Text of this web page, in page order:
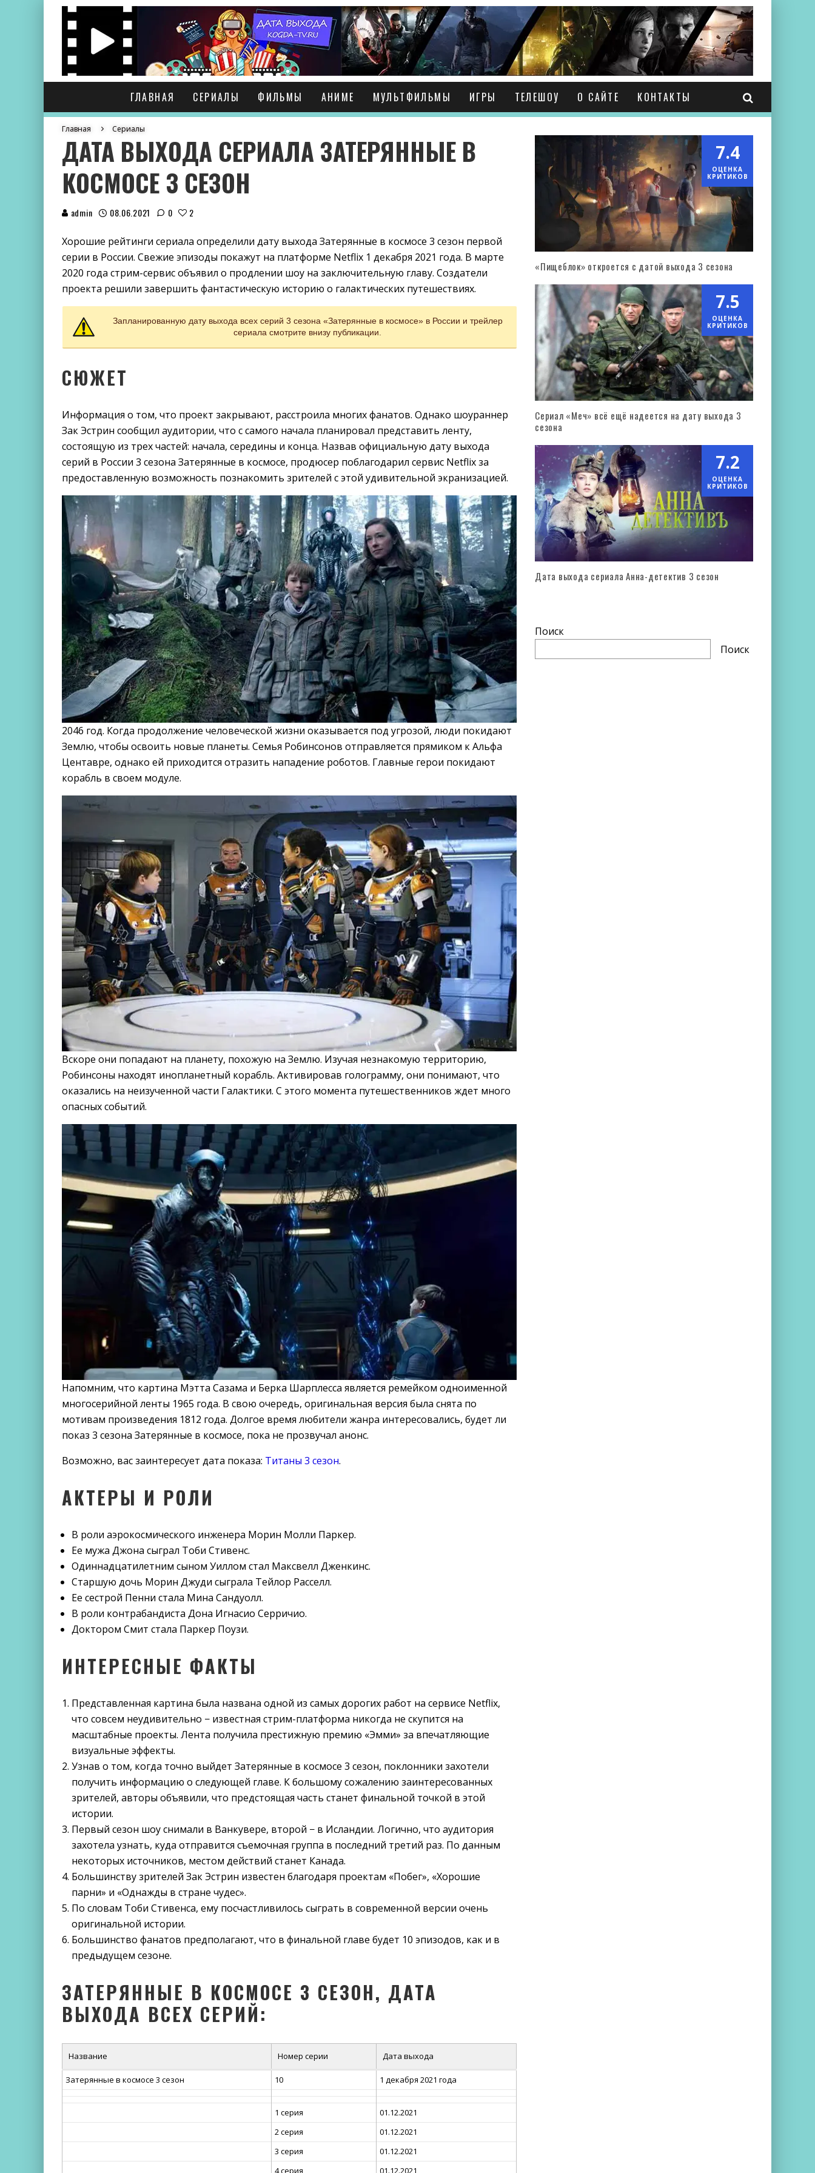
ГЛАВНАЯ СЕРИАЛЫ ФИЛЬМЫ АНИМЕ МУЛЬТФИЛЬМЫ ИГРЫ ТЕЛЕШОУ О САЙТЕ КОНТАКТЫ
Главная Сериалы
ДАТА ВЫХОДА СЕРИАЛА ЗАТЕРЯННЫЕ В
КОСМОСЕ 3 СЕЗОН
admin 08.06.2021 0 2
Хорошие рейтинги сериала определили дату выхода Затерянные в космосе 3 сезон первой
серии в России. Свежие эпизоды покажут на платформе Netflix 1 декабря 2021 года. В марте
2020 года стрим-сервис объявил о продлении шоу на заключительную главу. Создатели
проекта решили завершить фантастическую историю о галактических путешествиях.
Запланированную дату выхода всех серий 3 сезона «Затерянные в космосе» в России и трейлер
сериала смотрите внизу публикации.
СЮЖЕТ
Информация о том, что проект закрывают, расстроила многих фанатов. Однако шоураннер
Зак Эстрин сообщил аудитории, что с самого начала планировал представить ленту,
состоящую из трех частей: начала, середины и конца. Назвав официальную дату выхода
серий в России 3 сезона Затерянные в космосе, продюсер поблагодарил сервис Netflix за
предоставленную возможность познакомить зрителей с этой удивительной экранизацией.
2046 год. Когда продолжение человеческой жизни оказывается под угрозой, люди покидают
Землю, чтобы освоить новые планеты. Семья Робинсонов отправляется прямиком к Альфа
Центавре, однако ей приходится отразить нападение роботов. Главные герои покидают
корабль в своем модуле.
Вскоре они попадают на планету, похожую на Землю. Изучая незнакомую территорию,
Робинсоны находят инопланетный корабль. Активировав голограмму, они понимают, что
оказались на неизученной части Галактики. С этого момента путешественников ждет много
опасных событий.
Напомним, что картина Мэтта Сазама и Берка Шарплесса является ремейком одноименной
многосерийной ленты 1965 года. В свою очередь, оригинальная версия была снята по
мотивам произведения 1812 года. Долгое время любители жанра интересовались, будет ли
показ 3 сезона Затерянные в космосе, пока не прозвучал анонс.
Возможно, вас заинтересует дата показа: Титаны 3 сезон.
АКТЕРЫ И РОЛИ
В роли аэрокосмического инженера Морин Молли Паркер.
Ее мужа Джона сыграл Тоби Стивенс.
Одиннадцатилетним сыном Уиллом стал Максвелл Дженкинс.
Старшую дочь Морин Джуди сыграла Тейлор Расселл.
Ее сестрой Пенни стала Мина Сандуолл.
В роли контрабандиста Дона Игнасио Серричио.
Доктором Смит стала Паркер Поузи.
ИНТЕРЕСНЫЕ ФАКТЫ
Представленная картина была названа одной из самых дорогих работ на сервисе Netflix,
что совсем неудивительно − известная стрим-платформа никогда не скупится на
масштабные проекты. Лента получила престижную премию «Эмми» за впечатляющие
визуальные эффекты.
Узнав о том, когда точно выйдет Затерянные в космосе 3 сезон, поклонники захотели
получить информацию о следующей главе. К большому сожалению заинтересованных
зрителей, авторы объявили, что предстоящая часть станет финальной точкой в этой
истории.
Первый сезон шоу снимали в Ванкувере, второй − в Исландии. Логично, что аудитория
захотела узнать, куда отправится съемочная группа в последний третий раз. По данным
некоторых источников, местом действий станет Канада.
Большинству зрителей Зак Эстрин известен благодаря проектам «Побег», «Хорошие
парни» и «Однажды в стране чудес».
По словам Тоби Стивенса, ему посчастливилось сыграть в современной версии очень
оригинальной истории.
Большинство фанатов предполагают, что в финальной главе будет 10 эпизодов, как и в
предыдущем сезоне.
ЗАТЕРЯННЫЕ В КОСМОСЕ 3 СЕЗОН, ДАТА
ВЫХОДА ВСЕХ СЕРИЙ:
Название Номер серии Дата выхода
Затерянные в космосе 3 сезон 10 1 декабря 2021 года
1 серия
01.12.2021
2 серия
01.12.2021
3 серия
01.12.2021
4 серия
01.12.2021
7.4
ОЦЕНКА
КРИТИКОВ
«Пищеблок» откроется с датой выхода 3 сезона
7.5
ОЦЕНКА
КРИТИКОВ
Сериал «Меч» всё ещё надеется на дату выхода 3
сезона
7.2
ОЦЕНКА
КРИТИКОВ
Дата выхода сериала Анна-детектив 3 сезон
Поиск
Поиск